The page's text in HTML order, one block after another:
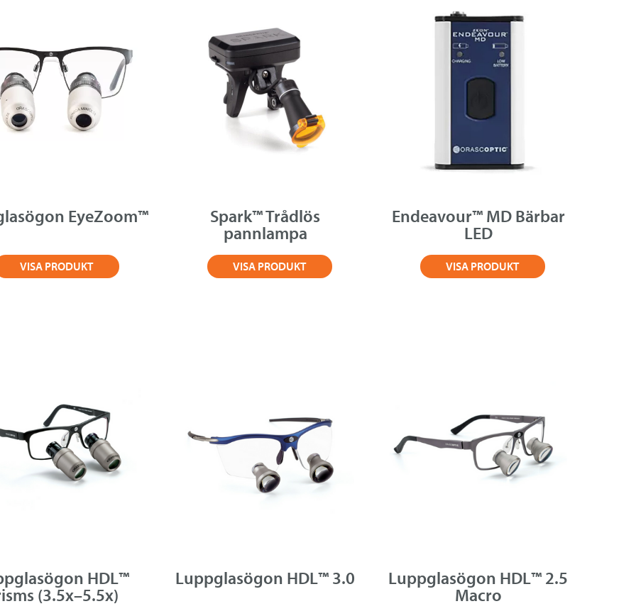
EyeZoom™
VISA PRODUKT
Spark™ Trådlös
pannlampa
VISA PRODUKT
Endeavour™ MD Bärbar
LED
VISA PRODUKT
HDL™
(3.5x–5.5x)
Luppglasögon HDL™ 3.0
Luppglasögon HDL™ 2.5
Macro